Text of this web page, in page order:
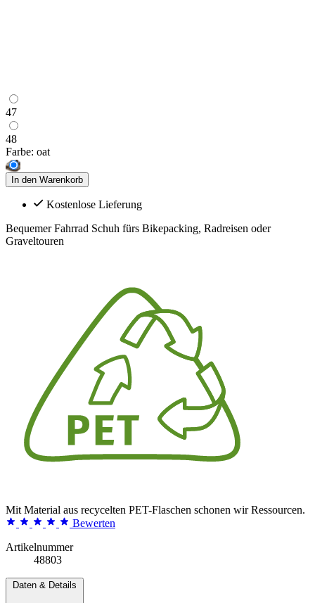
47
48
Farbe: oat
In den Warenkorb
Kostenlose Lieferung
Bequemer Fahrrad Schuh fürs Bikepacking, Radreisen oder
Graveltouren
Mit Material aus recycelten PET-Flaschen schonen wir Ressourcen.
Bewerten
Artikelnummer
48803
Daten & Details